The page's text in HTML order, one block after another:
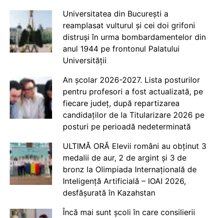
Universitatea din București a
reamplasat vulturul și cei doi grifoni
distruși în urma bombardamentelor din
anul 1944 pe frontonul Palatului
Universității
An școlar 2026-2027. Lista posturilor
pentru profesori a fost actualizată, pe
fiecare județ, după repartizarea
candidaților de la Titularizare 2026 pe
posturi pe perioadă nedeterminată
ULTIMĂ ORĂ Elevii români au obținut 3
medalii de aur, 2 de argint și 3 de
bronz la Olimpiada Internațională de
Inteligență Artificială – IOAI 2026,
desfășurată în Kazahstan
Încă mai sunt școli în care consilierii